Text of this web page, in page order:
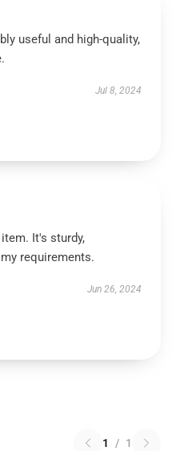
useful and high-quality,
Jul 8, 2024
It's sturdy,
requirements.
Jun 26, 2024
1 / 1